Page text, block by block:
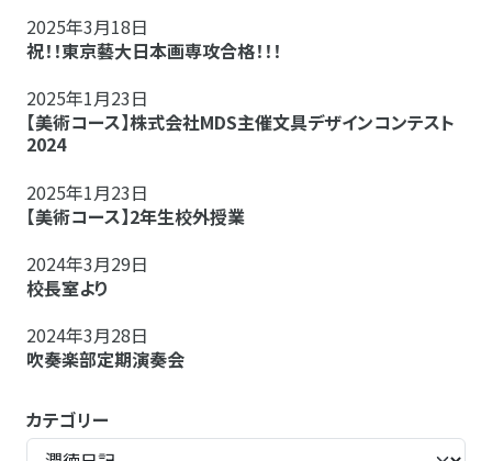
2025年3月18日
祝！！東京藝大日本画専攻合格！！！
2025年1月23日
【美術コース】株式会社MDS主催文具デザインコンテスト
2024
2025年1月23日
【美術コース】2年生校外授業
2024年3月29日
校長室より
2024年3月28日
吹奏楽部定期演奏会
カテゴリー